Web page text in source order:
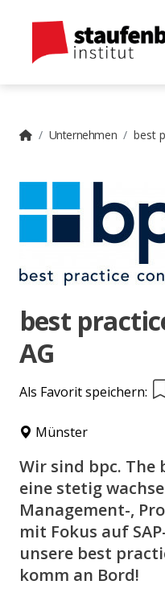
Unternehmen best
best
AG
Als Favorit speichern:
Münster
Wir sind bpc. The
eine stetig
Management-,
mit Fokus auf
unsere best
komm an Bord!